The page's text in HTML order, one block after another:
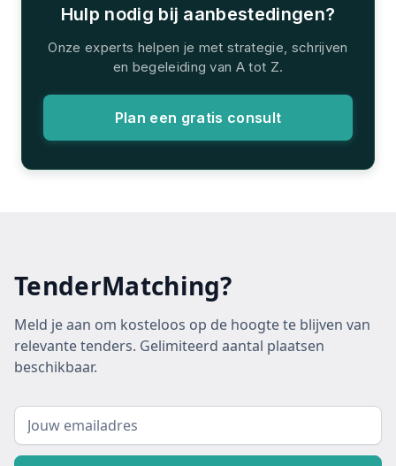
Hulp nodig bij aanbestedingen?
Onze experts helpen je met strategie, schrijven
en begeleiding van A tot Z.
Plan een gratis consult
TenderMatching?
Meld je aan om kosteloos op de hoogte te blijven van
relevante tenders. Gelimiteerd aantal plaatsen
beschikbaar.